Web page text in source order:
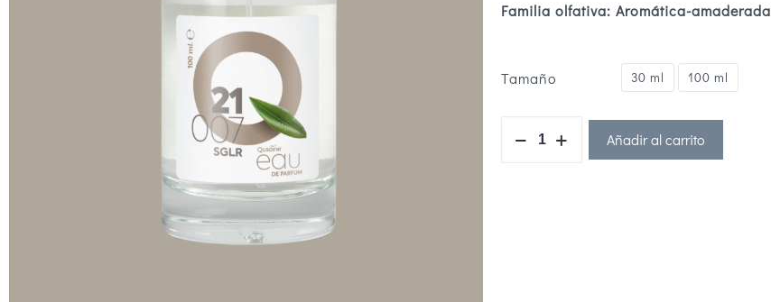
Familia olfativa: Aromática-amaderada
Tamaño 30 ml 100 ml
Añadir al carrito